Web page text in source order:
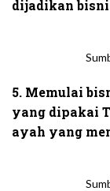
dijadikan
5. Memulai
yang dipakai
ayah yang